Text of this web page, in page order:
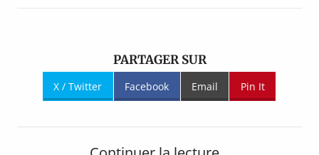
PARTAGER SUR
X / Twitter Facebook Email Pin It